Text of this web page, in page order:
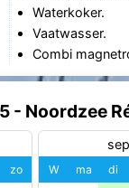
Waterkoker.
Vaatwasser.
Combi
- Noordzee
zo W ma di